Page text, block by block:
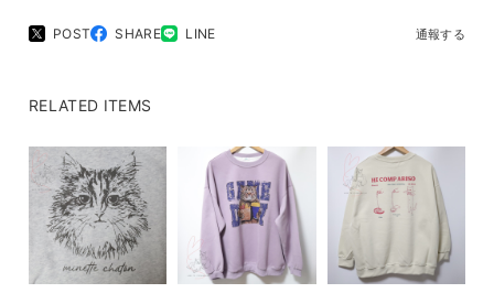
POST SHARE LINE 通報する
RELATED ITEMS